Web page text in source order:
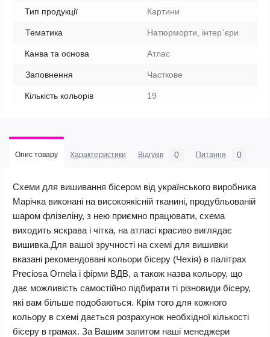
Тип продукції Картини
Тематика Натюрморти, інтер`єри
Канва та основа Атлас
Заповнення Часткове
Кількість кольорів 19
Опис товару Характеристики Відгуків 0 Питання 0
Схеми для вишивання бісером від українського виробника
Марічка виконані на високоякісній тканині, продубльованій
шаром флізеліну, з нею приємно працювати, схема
виходить яскрава і чітка, на атласі красиво виглядає
вишивка.Для вашої зручності на схемі для вишивки
вказані рекомендовані кольори бісеру (Чехія) в палітрах
Preciosa Ornela і фірми ВДВ, а також назва кольору, що
дає можливість самостійно підбирати ті різновиди бісеру,
які вам більше подобаються. Крім того для кожного
кольору в схемі дається розрахунок необхідної кількості
бісеру в грамах. За Вашим запитом наші менеджери